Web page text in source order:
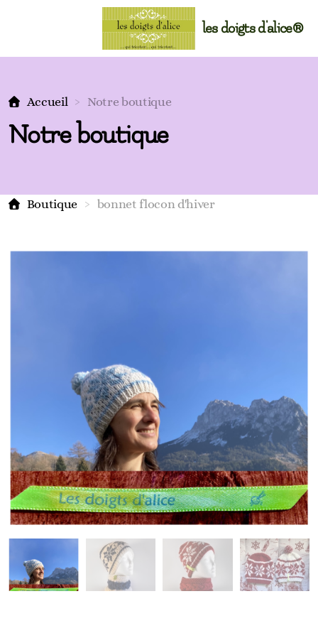
les doigts d'alice®
Accueil Notre boutique
Notre boutique
Boutique bonnet flocon d'hiver